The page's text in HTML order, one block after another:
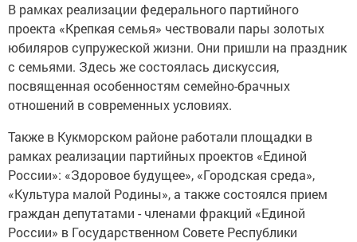
В рамках реализации федерального партийного
проекта «Крепкая семья» чествовали пары золотых
юбиляров супружеской жизни. Они пришли на праздник
с семьями. Здесь же состоялась дискуссия,
посвященная особенностям семейно-брачных
отношений в современных условиях.
Также в Кукморском районе работали площадки в
рамках реализации партийных проектов «Единой
России»: «Здоровое будущее», «Городская среда»,
«Культура малой Родины», а также состоялся прием
граждан депутатами - членами фракций «Единой
России» в Государственном Совете Республики